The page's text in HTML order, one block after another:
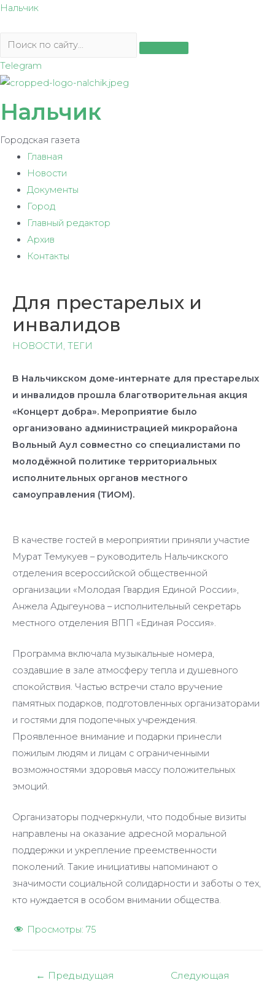
Перейти
содержимому
Нальчик
Telegram
Нальчик
Городская газета
Главная
Новости
Документы
Город
Главный редактор
Архив
Контакты
Для престарелых и
инвалидов
НОВОСТИ, ТЕГИ
В Нальчикском доме-интернате для престарелых
и инвалидов прошла благотворительная акция
«Концерт добра». Мероприятие было
организовано администрацией микрорайона
Вольный Аул совместно со специалистами по
молодёжной политике территориальных
исполнительных органов местного
самоуправления (ТИОМ).
В качестве гостей в мероприятии приняли участие
Мурат Темукуев – руководитель Нальчикского
отделения всероссийской общественной
организации «Молодая Гвардия Единой России»,
Анжела Адыгеунова – исполнительный секретарь
местного отделения ВПП «Единая Россия».
Программа включала музыкальные номера,
создавшие в зале атмосферу тепла и душевного
спокойствия. Частью встречи стало вручение
памятных подарков, подготовленных организаторами
и гостями для подопечных учреждения.
Проявленное внимание и подарки принесли
пожилым людям и лицам с ограниченными
возможностями здоровья массу положительных
эмоций.
Организаторы подчеркнули, что подобные визиты
направлены на оказание адресной моральной
поддержки и укрепление преемственности
поколений. Такие инициативы напоминают о
значимости социальной солидарности и заботы о тех,
кто нуждается в особом внимании общества.
Просмотры: 75
Навигация
← Предыдущая
Следующая